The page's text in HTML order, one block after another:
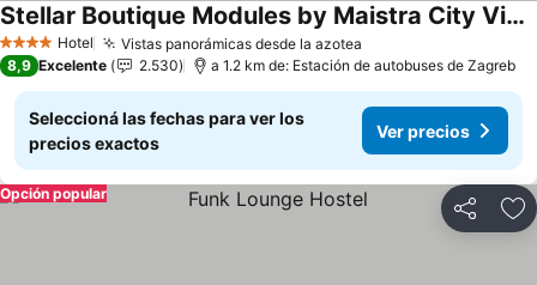
4 EstrellasHotel Vistas panorámicas desde la azotea
Stellar Boutique Modules by Maistra City Vibes
8,9 Excelente 2.530 a 1.2 km de: Estación de autobuses de Zagreb
Seleccioná las fechas para ver los
precios exactos
Ver precios
Compartir
Opción popular